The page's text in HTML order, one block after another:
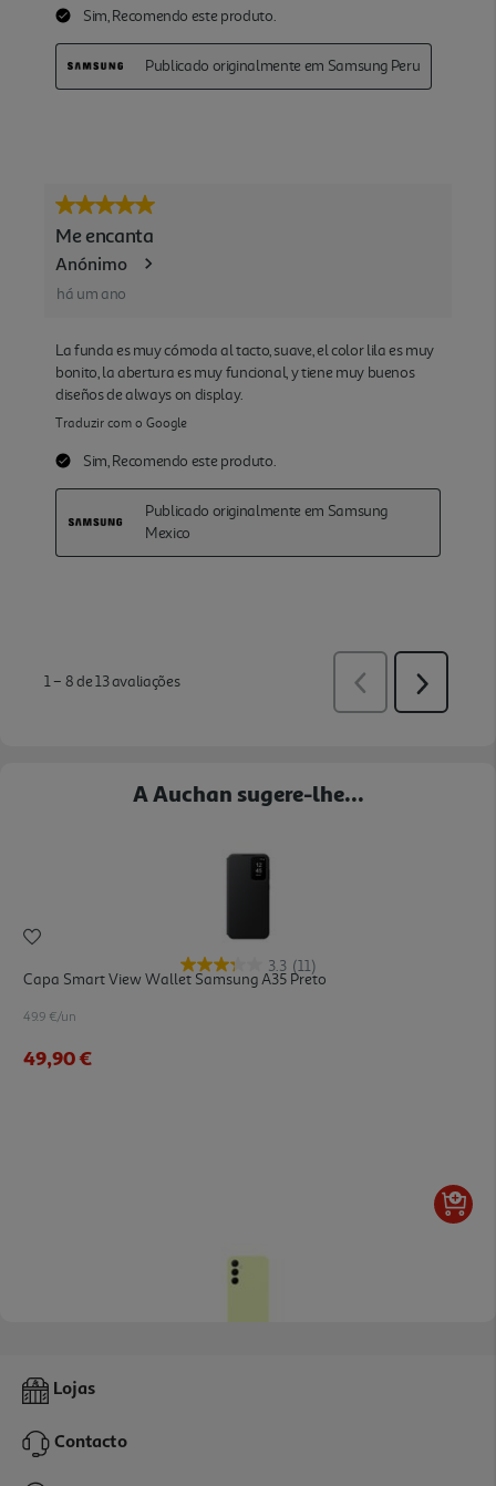
A Auchan sugere-lhe...
3.3 (11)
Capa Smart View Wallet Samsung A35 Preto
49.9 €/un
49,90 €
Capa Silicone Samsung A55 Lima
39,90 €
Lojas
Contacto